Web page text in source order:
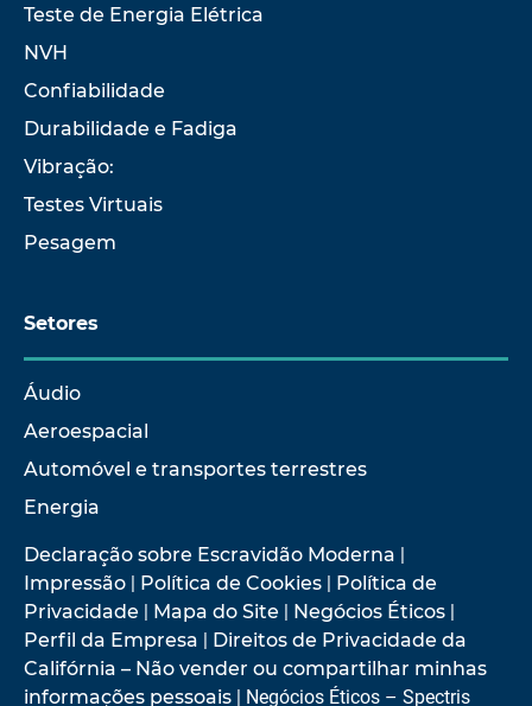
Teste de Energia Elétrica
NVH
Confiabilidade
Durabilidade e Fadiga
Vibração:
Testes Virtuais
Pesagem
Setores
Áudio
Aeroespacial
Automóvel e transportes terrestres
Energia
Declaração sobre Escravidão Moderna |
Impressão | Política de Cookies | Política de
Privacidade | Mapa do Site | Negócios Éticos |
Perfil da Empresa | Direitos de Privacidade da
Califórnia – Não vender ou compartilhar minhas
informações pessoais | Negócios Éticos – Spectris